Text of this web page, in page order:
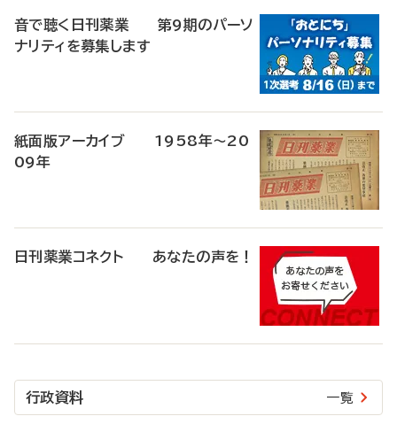
音で聴く日刊薬業 第9期のパーソ
ナリティを募集します
紙面版アーカイブ 1958年～20
09年
日刊薬業コネクト あなたの声を！
行政資料 一覧